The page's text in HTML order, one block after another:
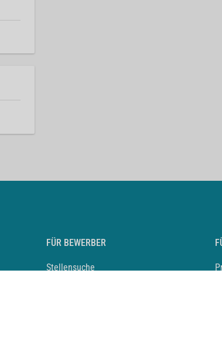
FÜR BEWERBER
Stellensuche